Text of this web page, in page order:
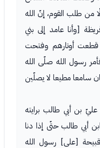
من طلب القوم، إنّ الله
[وأنا عامد إلى بني
قطعت أوتارهم وفتحت
فأمر رسول الله صلّى الله
سامعا مطيعا لا يصلّين
بن أبي طالب برايته
أبي طالب حتّى إذا دنا
[على] رسول الله